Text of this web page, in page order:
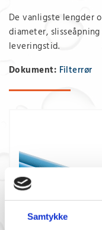
Samtykke
De vanligste lengder
diameter,
leveringstid.
Dokument: Filterrør